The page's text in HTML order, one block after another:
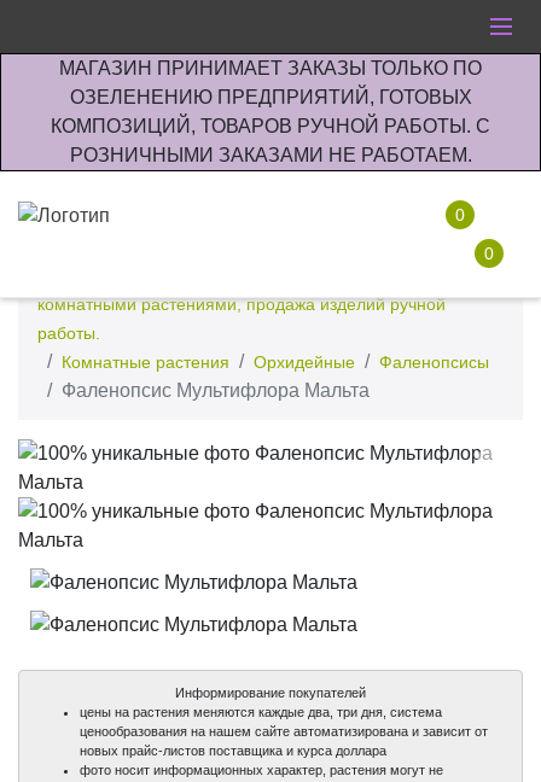
МАГАЗИН ПРИНИМАЕТ ЗАКАЗЫ ТОЛЬКО ПО
ОЗЕЛЕНЕНИЮ ПРЕДПРИЯТИЙ, ГОТОВЫХ
КОМПОЗИЦИЙ, ТОВАРОВ РУЧНОЙ РАБОТЫ. С
РОЗНИЧНЫМИ ЗАКАЗАМИ НЕ РАБОТАЕМ.
0
0
комнатными растениями, продажа изделий ручной
работы.
Комнатные растения
Орхидейные Фаленопсисы
Фаленопсис Мультифлора Мальта
Информирование покупателей
цены на растения меняются каждые два, три дня, система
ценообразования на нашем сайте автоматизирована и зависит от
новых прайс-листов поставщика и курса доллара
фото носит информационных характер, растения могут не